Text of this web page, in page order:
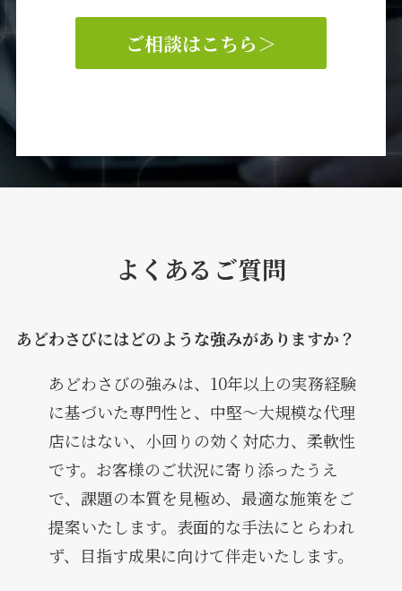
ご相談はこちら＞
よくあるご質問
あどわさびにはどのような強みがありますか？
あどわさびの強みは、10年以上の実務経験
に基づいた専門性と、中堅～大規模な代理
店にはない、小回りの効く対応力、柔軟性
です。お客様のご状況に寄り添ったうえ
で、課題の本質を見極め、最適な施策をご
提案いたします。表面的な手法にとらわれ
ず、目指す成果に向けて伴走いたします。